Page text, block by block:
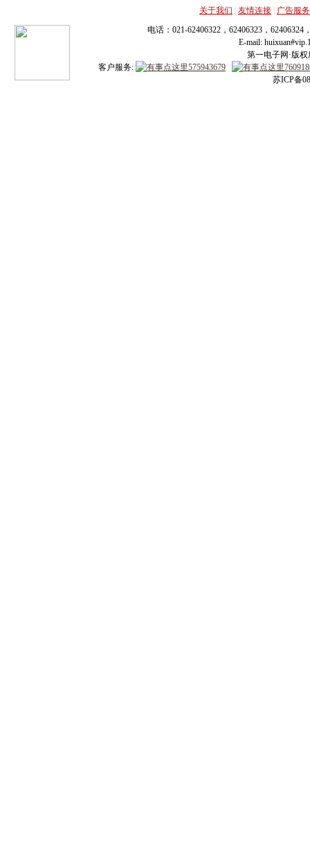
关于我们 友情连接
广告服务
电话：021-62406322，62406323，
E-mail:
第一电子网·版权
客户服务:
苏ICP备